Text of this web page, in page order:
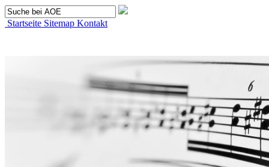
Startseite Sitemap Kontakt